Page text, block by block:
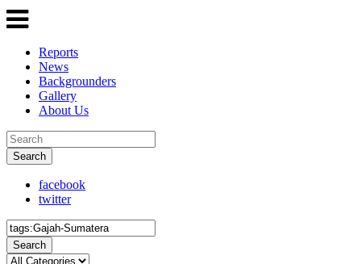
Reports
News
Backgrounders
Gallery
About Us
Search
facebook
twitter
Search